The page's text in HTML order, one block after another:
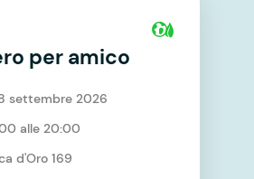
per amico
settembre 2026
alle 20:00
d'Oro 169